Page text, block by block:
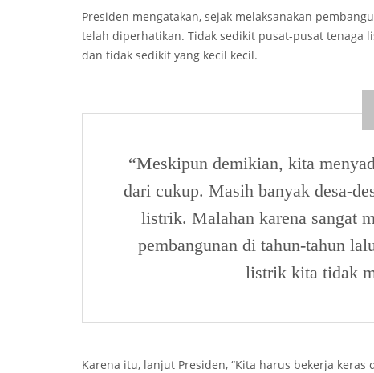
Presiden mengatakan, sejak melaksanakan
telah diperhatikan. Tidak sedikit pusat-pusat tenaga
dan tidak sedikit yang kecil­ kecil.
“Meskipun demikian, kita
dari cukup. Masih banyak desa-
listrik. Malahan karena sangat
pembangunan di tahun-tahun
listrik kita tidak
Karena itu, lanjut Presiden, “Kita harus bekerja